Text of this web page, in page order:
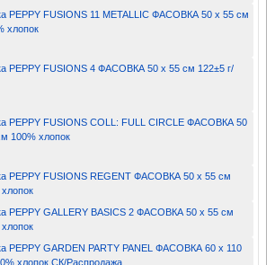
PEPPY FUSIONS 11 METALLIC ФАСОВКА 50 x 55 см
хлопок
PEPPY FUSIONS 4 ФАСОВКА 50 x 55 см 122±5 г/
PEPPY FUSIONS COLL: FULL CIRCLE ФАСОВКА 50
100% хлопок
PEPPY FUSIONS REGENT ФАСОВКА 50 x 55 см
PEPPY GALLERY BASICS 2 ФАСОВКА 50 x 55 см
PEPPY GARDEN PARTY PANEL ФАСОВКА 60 x 110
хлопок СК/Распродажа